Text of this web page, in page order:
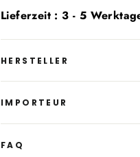
Lieferzeit : 3 - 5
HERSTELLER
IMPORTEUR
FAQ